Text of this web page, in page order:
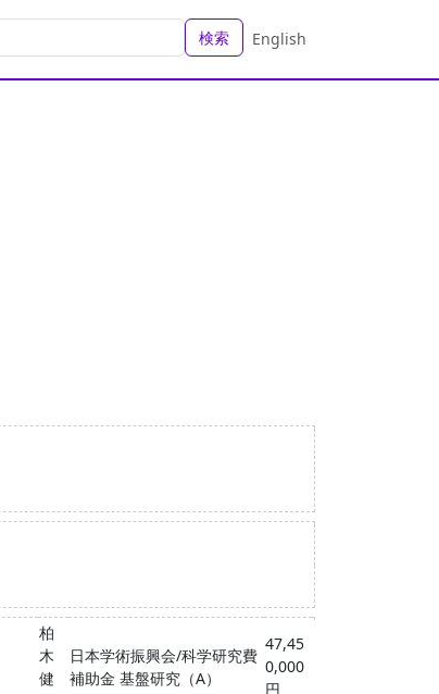
検索 English
柏
木
健
日本学術振興会/科学研究費
補助金 基盤研究（A）
47,45
0,000
円